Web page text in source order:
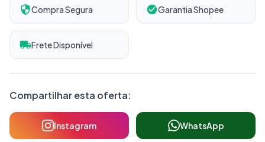
Compra Segura Garantia Shopee
Frete Disponível
Compartilhar esta oferta:
Instagram WhatsApp